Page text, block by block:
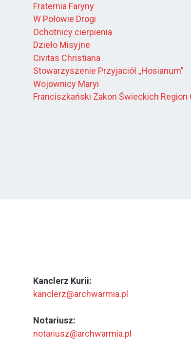
Fraternia Faryny
W Połowie Drogi
Ochotnicy cierpienia
Dzieło Misyjne
Civitas Christiana
Stowarzyszenie Przyjaciół „Hosianum”
Wojownicy Maryi
Franciszkański Zakon Świeckich Region
Kanclerz Kurii:
kanclerz@archwarmia.pl
Notariusz:
notariusz@archwarmia.pl